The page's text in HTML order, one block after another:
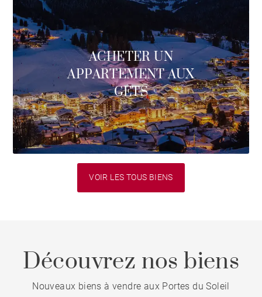
ACHETER UN
APPARTEMENT AUX
GETS
VOIR LES TOUS BIENS
Découvrez nos biens
Nouveaux biens à vendre aux Portes du Soleil